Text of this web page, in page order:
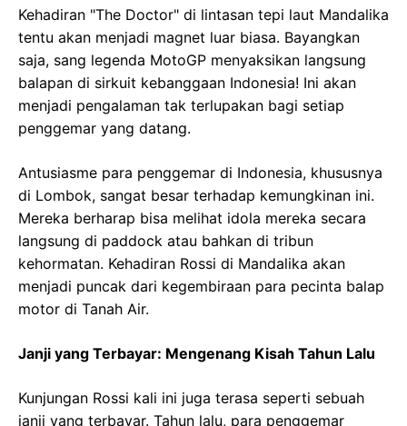
Kehadiran "The Doctor" di lintasan tepi laut Mandalika
tentu akan menjadi magnet luar biasa. Bayangkan
saja, sang legenda MotoGP menyaksikan langsung
balapan di sirkuit kebanggaan Indonesia! Ini akan
menjadi pengalaman tak terlupakan bagi setiap
penggemar yang datang.
Antusiasme para penggemar di Indonesia, khususnya
di Lombok, sangat besar terhadap kemungkinan ini.
Mereka berharap bisa melihat idola mereka secara
langsung di paddock atau bahkan di tribun
kehormatan. Kehadiran Rossi di Mandalika akan
menjadi puncak dari kegembiraan para pecinta balap
motor di Tanah Air.
Janji yang Terbayar: Mengenang Kisah Tahun Lalu
Kunjungan Rossi kali ini juga terasa seperti sebuah
janji yang terbayar. Tahun lalu, para penggemar